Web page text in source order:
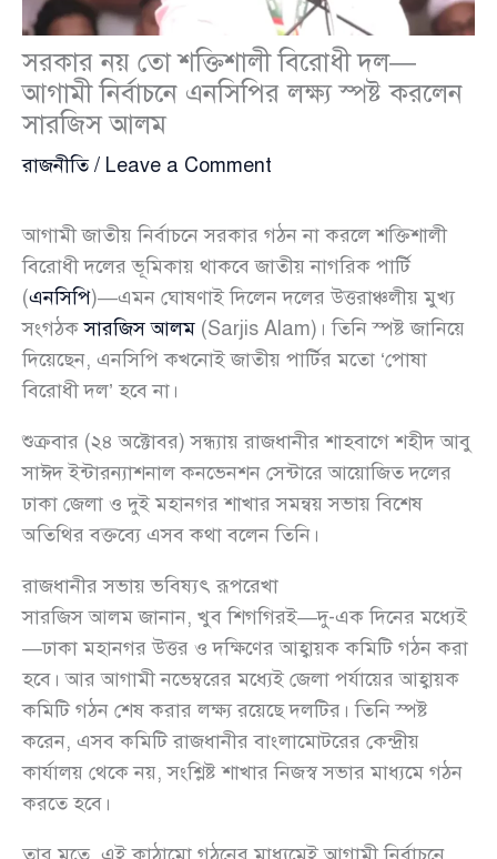
সরকার নয় তো শক্তিশালী বিরোধী দল—
আগামী নির্বাচনে এনসিপির লক্ষ্য স্পষ্ট করলেন
সারজিস আলম
রাজনীতি/ Leave a Comment
আগামী জাতীয় নির্বাচনে সরকার গঠন না করলে শক্তিশালী
বিরোধী দলের ভূমিকায় থাকবে জাতীয় নাগরিক পার্টি
(এনসিপি)—এমন ঘোষণাই দিলেন দলের উত্তরাঞ্চলীয় মুখ্য
সংগঠকসারজিস আলম (Sarjis Alam)। তিনি স্পষ্ট জানিয়ে
দিয়েছেন, এনসিপি কখনোই জাতীয় পার্টির মতো ‘পোষা
বিরোধী দল’ হবে না।
শুক্রবার (২৪ অক্টোবর) সন্ধ্যায় রাজধানীর শাহবাগে শহীদ আবু
সাঈদ ইন্টারন্যাশনাল কনভেনশন সেন্টারে আয়োজিত দলের
ঢাকা জেলা ও দুই মহানগর শাখার সমন্বয় সভায় বিশেষ
অতিথির বক্তব্যে এসব কথা বলেন তিনি।
রাজধানীর সভায় ভবিষ্যৎ রূপরেখা
সারজিস আলম জানান, খুব শিগগিরই—দু-এক দিনের মধ্যেই
—ঢাকা মহানগর উত্তর ও দক্ষিণের আহ্বায়ক কমিটি গঠন করা
হবে। আর আগামী নভেম্বরের মধ্যেই জেলা পর্যায়ের আহ্বায়ক
কমিটি গঠন শেষ করার লক্ষ্য রয়েছে দলটির। তিনি স্পষ্ট
করেন, এসব কমিটি রাজধানীর বাংলামোটরের কেন্দ্রীয়
কার্যালয় থেকে নয়, সংশ্লিষ্ট শাখার নিজস্ব সভার মাধ্যমে গঠন
করতে হবে।